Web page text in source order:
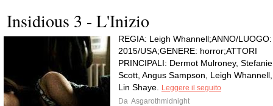
Insidious 3 - L'Inizio
REGIA: Leigh Whannell;ANNO/LUOGO:
2015/USA;GENERE: horror;ATTORI
PRINCIPALI: Dermot Mulroney, Stefanie
Scott, Angus Sampson, Leigh Whannell,
Lin Shaye.
Leggere il seguito
Da Asgarothmidnight